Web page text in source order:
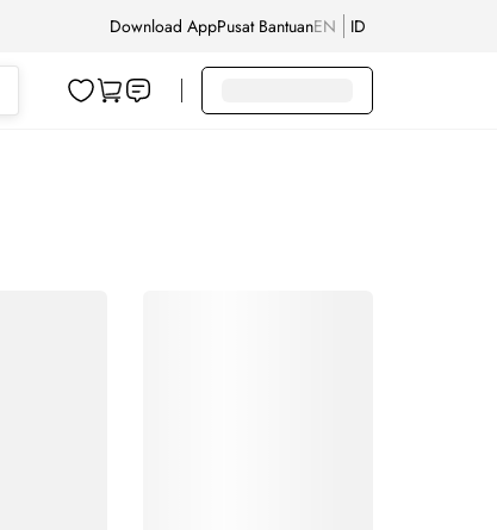
Download AppPusat BantuanEN ID